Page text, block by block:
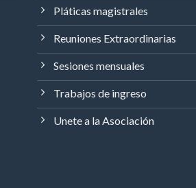
Pláticas magistrales
Reuniones Extraordinarias
Sesiones mensuales
Trabajos de ingreso
Unete a la Asociación